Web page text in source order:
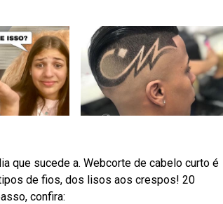
que sucede a. Webcorte de cabelo curto é
de fios, dos lisos aos crespos! 20
confira: